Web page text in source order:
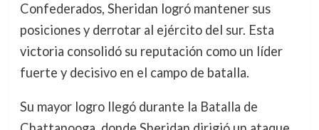
Confederados, Sheridan logró mantener sus
posiciones y derrotar al ejército del sur. Esta
victoria consolidó su reputación como un líder
fuerte y decisivo en el campo de batalla.
Su mayor logro llegó durante la Batalla de